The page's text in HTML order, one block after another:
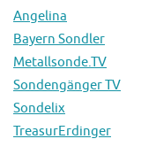
Angelina
Bayern Sondler
Metallsonde.TV
Sondengänger TV
Sondelix
TreasurErdinger